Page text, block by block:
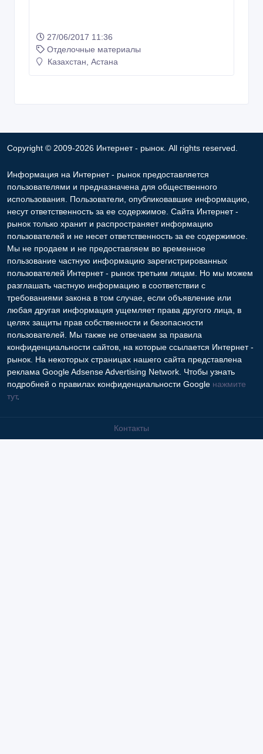
27/06/2017 11:36
Отделочные материалы
Казахстан, Астана
Copyright © 2009-2026 Интернет - рынок. All rights reserved.
Информация на Интернет - рынок предоставляется
пользователями и предназначена для общественного
использования. Пользователи, опубликовавшие информацию,
несут ответственность за ее содержимое. Сайта Интернет -
рынок только хранит и распространяет информацию
пользователей и не несет ответственность за ее содержимое.
Мы не продаем и не предоставляем во временное
пользование частную информацию зарегистрированных
пользователей Интернет - рынок третьим лицам. Но мы можем
разглашать частную информацию в соответствии с
требованиями закона в том случае, если объявление или
любая другая информация ущемляет права другого лица, в
целях защиты прав собственности и безопасности
пользователей. Мы также не отвечаем за правила
конфиденциальности сайтов, на которые ссылается Интернет -
рынок. На некоторых страницах нашего сайта представлена
реклама Google Adsense Advertising Network. Чтобы узнать
подробней о правилах конфиденциальности Google нажмите
тут.
Контакты